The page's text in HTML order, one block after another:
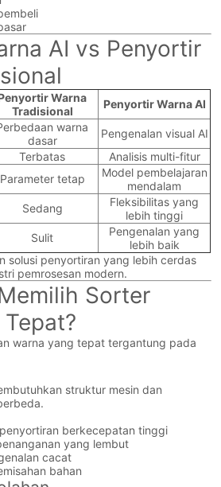
AI vs Penyortir
Warna
Tradisional
Penyortir Warna AI
warna
dasar
Pengenalan visual AI
Terbatas
Analisis multi-fitur
Parameter tetap
Model pembelajaran
mendalam
Sedang
Fleksibilitas yang
lebih tinggi
Sulit
Pengenalan yang
lebih baik
solusi penyortiran yang lebih cerdas
pemrosesan modern.
Sorter
warna yang tepat tergantung pada
struktur mesin dan
berkecepatan tinggi
yang lembut
cacat
bahan